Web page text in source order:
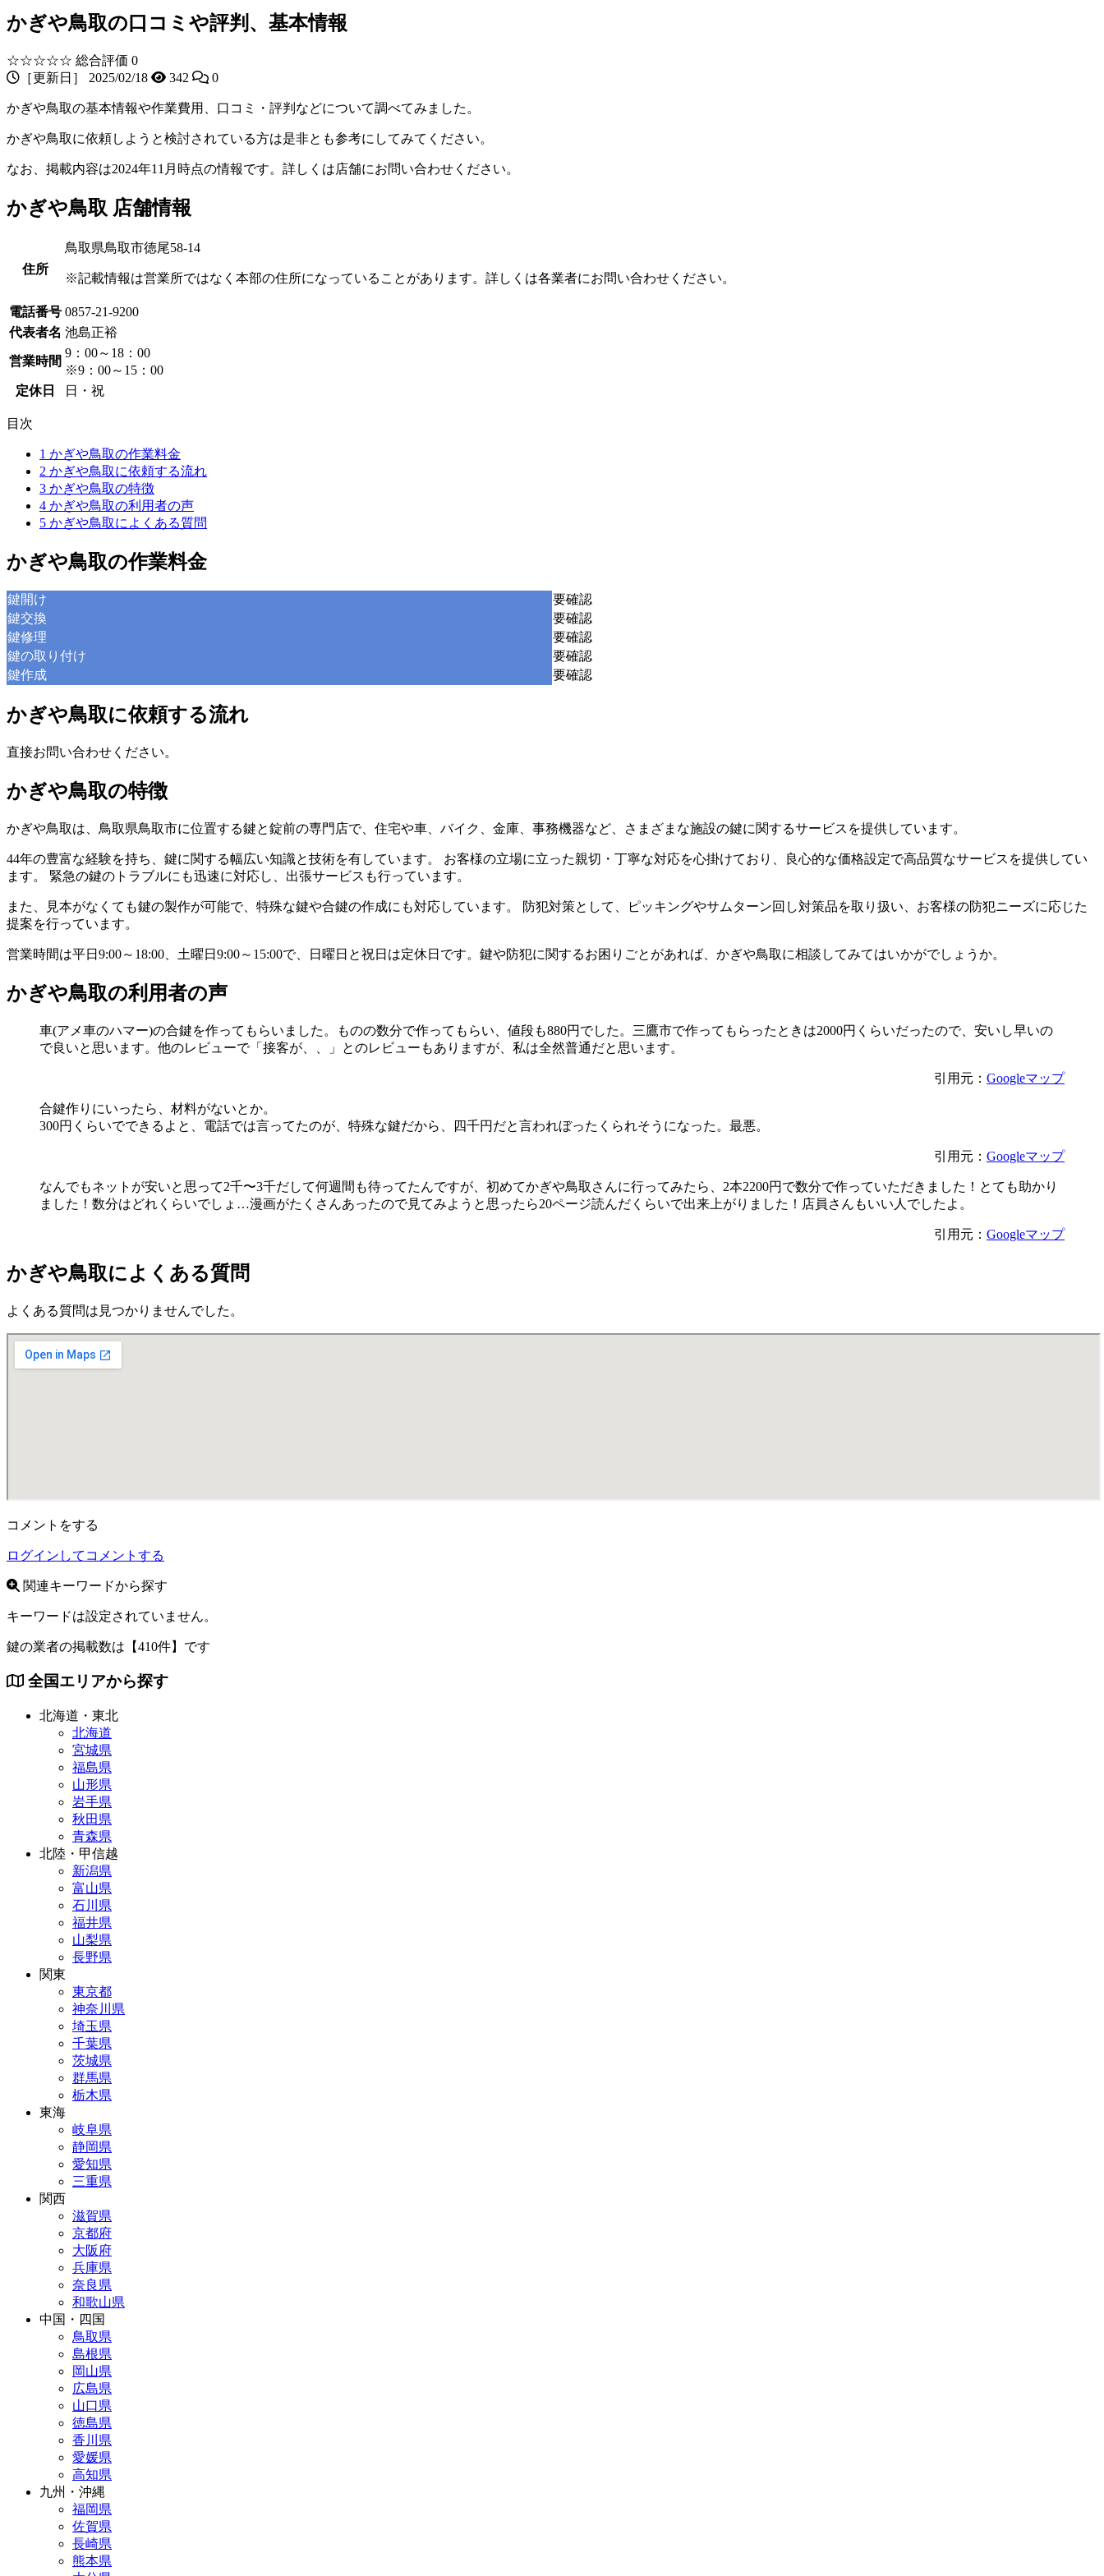
かぎや鳥取の口コミや評判、基本情報
☆☆☆☆☆ 総合評価 0
［更新日］ 2025/02/18
342 0
かぎや鳥取の基本情報や作業費用、口コミ・評判などについて調べてみました。
かぎや鳥取に依頼しようと検討されている方は是非とも参考にしてみてください。
なお、掲載内容は2024年11月時点の情報です。詳しくは店舗にお問い合わせください。
かぎや鳥取 店舗情報
住所
鳥取県鳥取市徳尾58-14
※記載情報は営業所ではなく本部の住所になっていることがあります。詳しくは各業者にお問い合わせください。
電話番号 0857-21-9200
代表者名 池島正裕
営業時間
9：00～18：00
※9：00～15：00
定休日
日・祝
目次
1 かぎや鳥取の作業料金
2 かぎや鳥取に依頼する流れ
3 かぎや鳥取の特徴
4 かぎや鳥取の利用者の声
5 かぎや鳥取によくある質問
かぎや鳥取の作業料金
鍵開け
要確認
鍵交換
要確認
鍵修理
要確認
鍵の取り付け
要確認
鍵作成
要確認
かぎや鳥取に依頼する流れ
直接お問い合わせください。
かぎや鳥取の特徴
かぎや鳥取は、鳥取県鳥取市に位置する鍵と錠前の専門店で、住宅や車、バイク、金庫、事務機器など、さまざまな施設の鍵に関するサービスを提供しています。
44年の豊富な経験を持ち、鍵に関する幅広い知識と技術を有しています。 お客様の立場に立った親切・丁寧な対応を心掛けており、良心的な価格設定で高品質なサービスを提供してい
ます。 緊急の鍵のトラブルにも迅速に対応し、出張サービスも行っています。
また、見本がなくても鍵の製作が可能で、特殊な鍵や合鍵の作成にも対応しています。 防犯対策として、ピッキングやサムターン回し対策品を取り扱い、お客様の防犯ニーズに応じた
提案を行っています。
営業時間は平日9:00～18:00、土曜日9:00～15:00で、日曜日と祝日は定休日です。鍵や防犯に関するお困りごとがあれば、かぎや鳥取に相談してみてはいかがでしょうか。
かぎや鳥取の利用者の声
車(アメ車のハマー)の合鍵を作ってもらいました。ものの数分で作ってもらい、値段も880円でした。三鷹市で作ってもらったときは2000円くらいだったので、安いし早いの
で良いと思います。他のレビューで「接客が、、」とのレビューもありますが、私は全然普通だと思います。
引用元： Googleマップ
合鍵作りにいったら、材料がないとか。
300円くらいでできるよと、電話では言ってたのが、特殊な鍵だから、四千円だと言われぼったくられそうになった。最悪。
引用元： Googleマップ
なんでもネットが安いと思って2千〜3千だして何週間も待ってたんですが、初めてかぎや鳥取さんに行ってみたら、2本2200円で数分で作っていただきました！とても助かり
ました！数分はどれくらいでしょ…漫画がたくさんあったので見てみようと思ったら20ページ読んだくらいで出来上がりました！店員さんもいい人でしたよ。
引用元： Googleマップ
かぎや鳥取によくある質問
よくある質問は見つかりませんでした。
コメントをする
ログインしてコメントする
関連キーワードから探す
キーワードは設定されていません。
鍵の業者の掲載数は 【410件】 です
全国エリアから探す
北海道・東北
北海道
宮城県
福島県
山形県
岩手県
秋田県
青森県
北陸・甲信越
新潟県
富山県
石川県
福井県
山梨県
長野県
関東
東京都
神奈川県
埼玉県
千葉県
茨城県
群馬県
栃木県
東海
岐阜県
静岡県
愛知県
三重県
関西
滋賀県
京都府
大阪府
兵庫県
奈良県
和歌山県
中国・四国
鳥取県
島根県
岡山県
広島県
山口県
徳島県
香川県
愛媛県
高知県
九州・沖縄
福岡県
佐賀県
長崎県
熊本県